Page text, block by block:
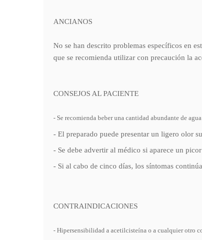
ANCIANOS
No se han descrito problemas específicos en
que se recomienda utilizar con precaución la
CONSEJOS AL PACIENTE
- Se recomienda beber una cantidad abundante de
- El preparado puede presentar un ligero olor
- Se debe advertir al médico si aparece un
- Si al cabo de cinco días, los síntomas
CONTRAINDICACIONES
- Hipersensibilidad a acetilcisteína o a cualquier otro